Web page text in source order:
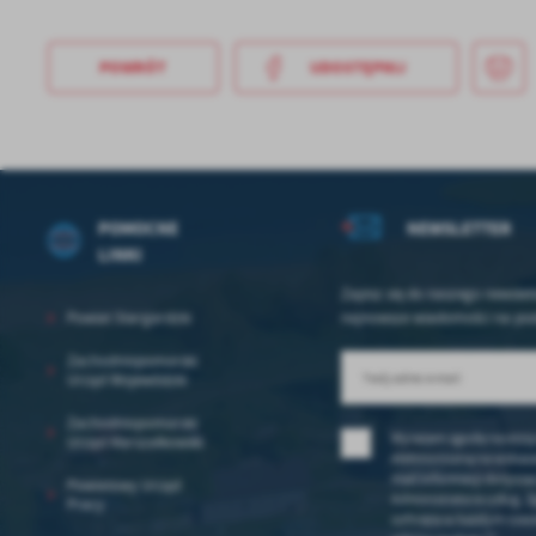
POWRÓT UDOSTĘPNIJ
POMOCNE
LINKI
Powiat Stargardzki
Zachodniopomorski
Urząd Wojewódzki
Zachodniopomorski
Urząd Marszałkowski
Powiatowy Urząd
Pracy
NEWSLETTER
Zapisz się do naszego
najnowsze wiadomości na
Wyrażam zgodę na
elektroniczną na
mail informacji
Administratora usług.
cofnięta w każdym